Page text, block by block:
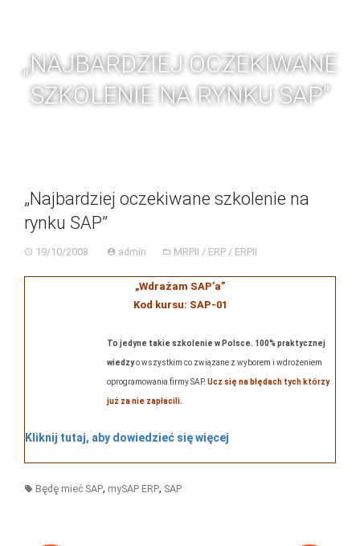
„NAJBARDZIEJ OCZEKIWANE
SZKOLENIE NA RYNKU SAP”
„Najbardziej oczekiwane szkolenie na
rynku SAP”
19/10/2008 admin MRPII / ERP / ERPII
„Wdrażam SAP’a”
Kod kursu: SAP-01
To jedyne takie szkolenie w Polsce. 100% praktycznej
wiedzyo wszystkim co związane z wyborem i wdrożeniem
oprogramowania firmy SAP. Ucz się na błędach tych którzy
już za nie zapłacili.
Kliknij tutaj, aby dowiedzieć się więcej
Będę mieć SAP, mySAP ERP, SAP